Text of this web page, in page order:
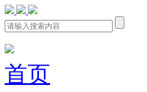
首页